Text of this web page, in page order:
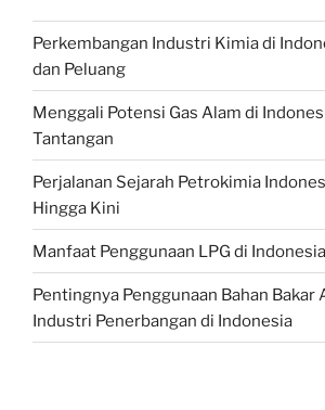
Perkembangan Industri Kimia di
dan Peluang
Menggali Potensi Gas Alam di
Tantangan
Perjalanan Sejarah Petrokimia
Hingga Kini
Manfaat Penggunaan LPG di Indonesia
Pentingnya Penggunaan Bahan Bakar
Industri Penerbangan di Indonesia